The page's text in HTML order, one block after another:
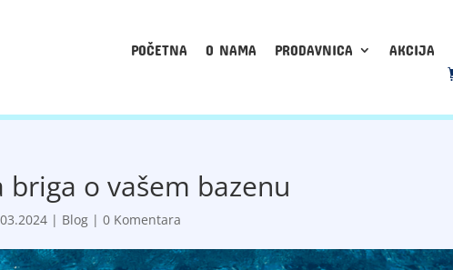
POČETNA O NAMA PRODAVNICA AKCIJA
briga o vašem bazenu
| Blog |0 Komentara